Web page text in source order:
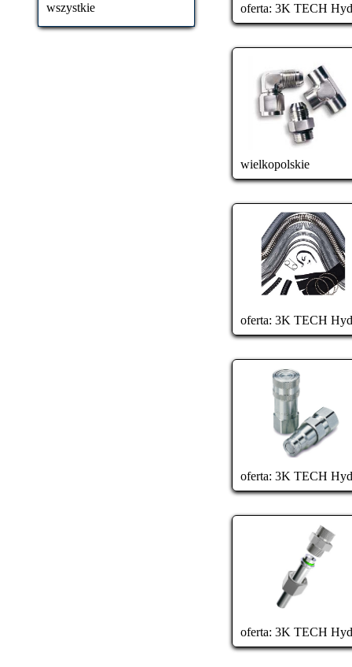
wszystkie
oferta: 3K TECH
wielkopolskie
oferta: 3K TECH
oferta: 3K TECH
oferta: 3K TECH